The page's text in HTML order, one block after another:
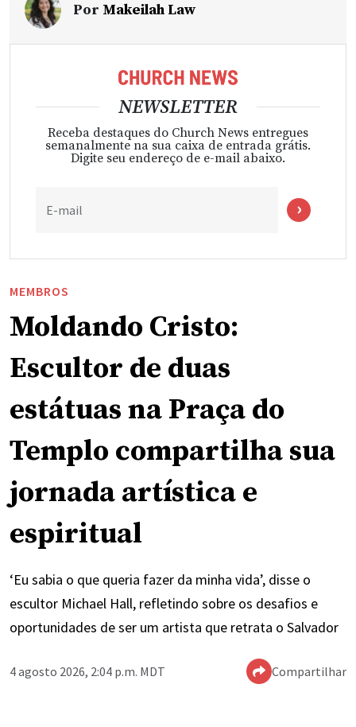
Por Makeilah Law
NEWSLETTER
Receba destaques do Church News entregues
semanalmente na sua caixa de entrada grátis.
Digite seu endereço de e-mail abaixo.
E-mail
MEMBROS
Moldando Cristo:
Escultor de duas
estátuas na Praça do
Templo compartilha sua
jornada artística e
espiritual
‘Eu sabia o que queria fazer da minha vida’, disse o
escultor Michael Hall, refletindo sobre os desafios e
oportunidades de ser um artista que retrata o Salvador
4 agosto 2026, 2:04 p.m. MDT Compartilhar